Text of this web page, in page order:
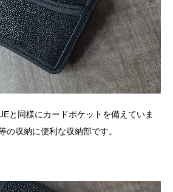
と同様にカードポケットを備えていま
の収納に便利な収納部です。